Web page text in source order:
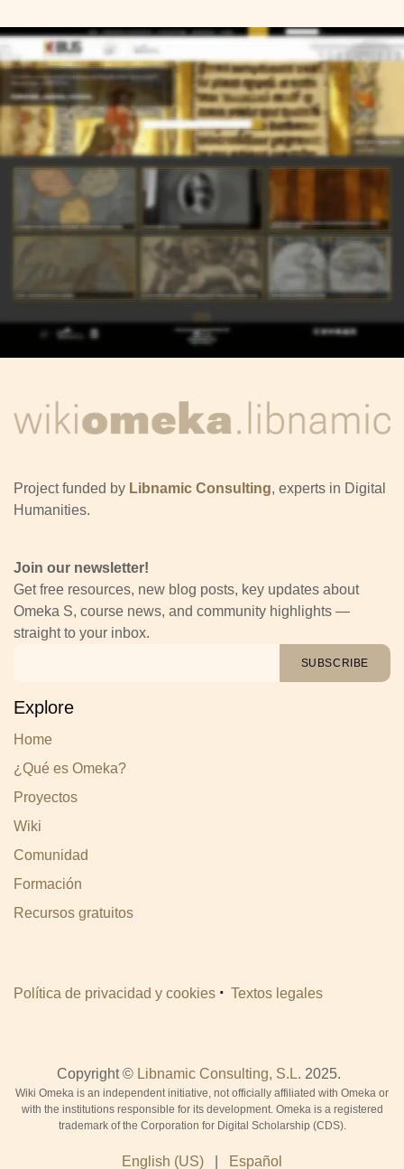
Project funded by Libnamic Consulting, experts in Digital
Humanities.
Join our newsletter!
Get free resources, new blog posts, key updates about
Omeka S, course news, and community highlights —
straight to your inbox.
SUBSCRIBE
Explore
Home
¿Qué es Omeka?
Proyectos
Wiki
Comunidad
Formación
Recursos gratuitos
Política de privacidad y cookies · Textos legales
Copyright © Libnamic Consulting, S.L. 2025.
Wiki Omeka is an independent initiative, not officially affiliated with Omeka or
with the institutions responsible for its development. Omeka is a registered
trademark of the Corporation for Digital Scholarship (CDS).
English (US) Español